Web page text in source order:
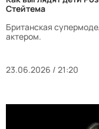
Стейтема
Британская
актером.
23.06.2026 / 21:20